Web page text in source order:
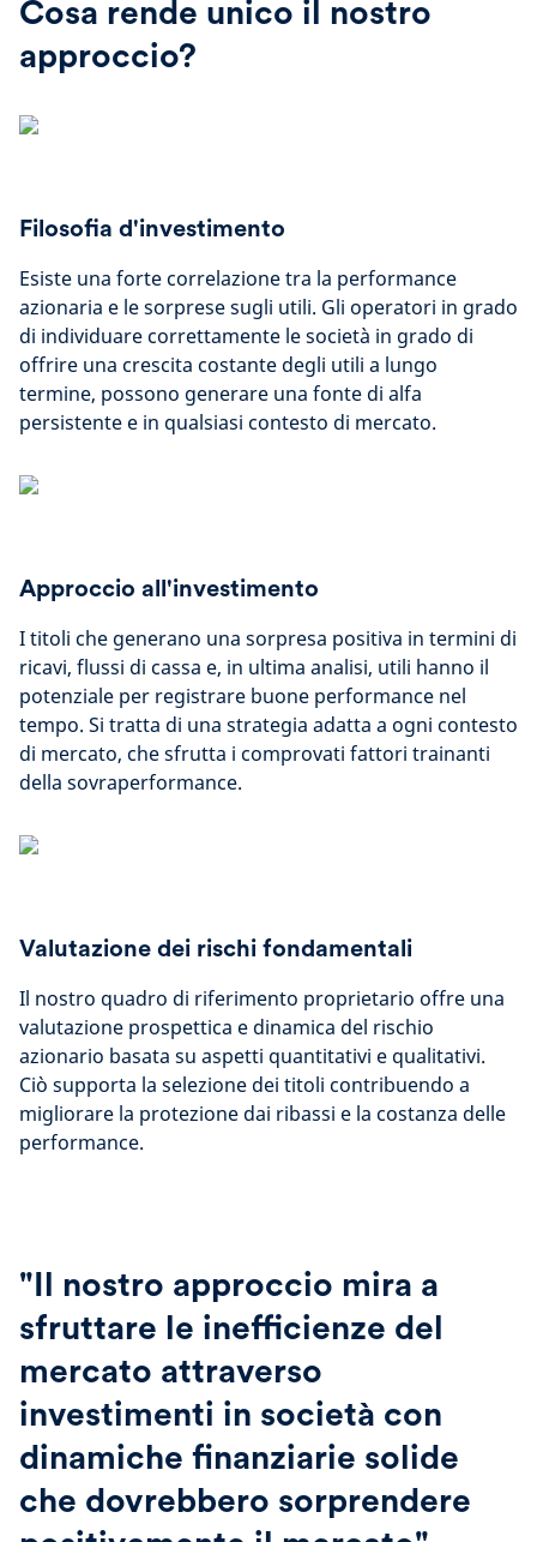
Cosa rende unico il nostro
approccio?
Filosofia d'investimento
Esiste una forte correlazione tra la performance
azionaria e le sorprese sugli utili. Gli operatori in grado
di individuare correttamente le società in grado di
offrire una crescita costante degli utili a lungo
termine, possono generare una fonte di alfa
persistente e in qualsiasi contesto di mercato.
Approccio all'investimento
I titoli che generano una sorpresa positiva in termini di
ricavi, flussi di cassa e, in ultima analisi, utili hanno il
potenziale per registrare buone performance nel
tempo. Si tratta di una strategia adatta a ogni contesto
di mercato, che sfrutta i comprovati fattori trainanti
della sovraperformance.
Valutazione dei rischi fondamentali
Il nostro quadro di riferimento proprietario offre una
valutazione prospettica e dinamica del rischio
azionario basata su aspetti quantitativi e qualitativi.
Ciò supporta la selezione dei titoli contribuendo a
migliorare la protezione dai ribassi e la costanza delle
performance.
"Il nostro approccio mira a
sfruttare le inefficienze del
mercato attraverso
investimenti in società con
dinamiche finanziarie solide
che dovrebbero sorprendere